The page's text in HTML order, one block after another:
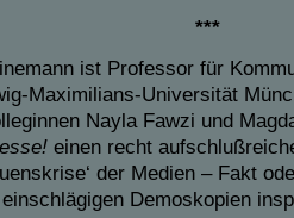
***
ist Professor für
Maximilians-Universität
Nayla Fawzi und
einen recht
der Medien – Fakt
Demoskopien